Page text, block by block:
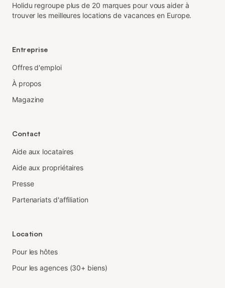
Holidu regroupe plus de 20 marques pour vous aider à
trouver les meilleures locations de vacances en Europe.
Entreprise
Offres d'emploi
À propos
Magazine
Contact
Aide aux locataires
Aide aux propriétaires
Presse
Partenariats d'affiliation
Location
Pour les hôtes
Pour les agences (30+ biens)